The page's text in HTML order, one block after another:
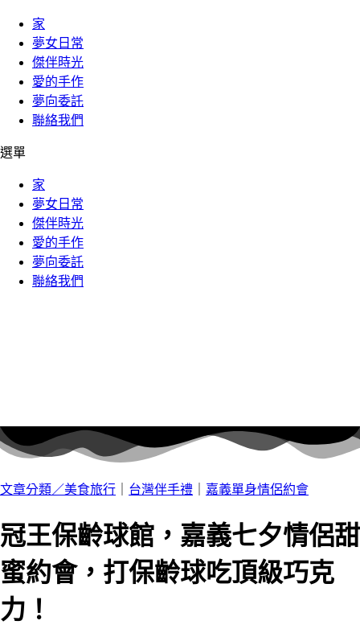
家
夢女日常
傑伴時光
愛的手作
夢向委託
聯絡我們
選單
家
夢女日常
傑伴時光
愛的手作
夢向委託
聯絡我們
文章分類／美食旅行 台灣伴手禮 嘉義單身情侶約會
冠王保齡球館，嘉義七夕情侶甜
蜜約會，打保齡球吃頂級巧克
力！